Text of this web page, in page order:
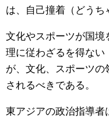
は、自己撞着（どうち
文化やスポーツが国
理に従わざるを得な
が、文化、スポーツ
されるべきである。
東アジアの政治指導